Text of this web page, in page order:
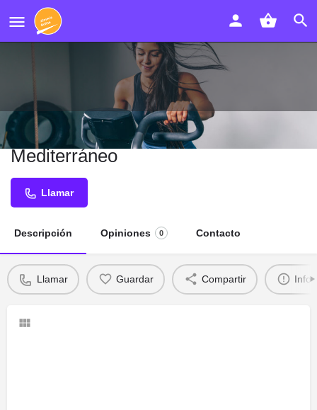
Clínica Dental Avenida del
Mediterráneo
Llamar
Descripción Opiniones 0 Contacto
Llamar Guardar Compartir